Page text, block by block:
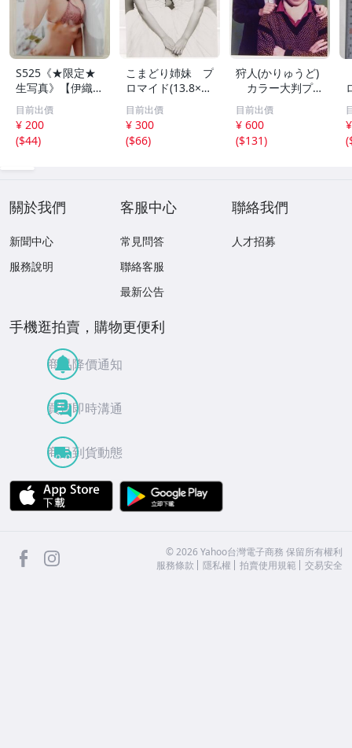
S525《★限定★
生写真》【伊織も
え】ビッグコミッ
クスピリッツ 202
6年8月3日号 ★セ
ブンネット限定特
目前出價
¥ 200
($44)
こまどり姉妹 プ
ロマイド(13.8×8.
5cm) 1枚●bn.4
6
目前出價
¥ 300
($66)
狩人(かりゅうど)
カラー大判プロ
マイド(18×13cm)
1枚●bn.48
目前出價
¥ 600
($131)
(
關於我們
新聞中心
服務說明
客服中心
常見問答
聯絡客服
最新公告
聯絡我們
人才招募
手機逛拍賣，購物更便利
商品降價通知
買賣即時溝通
商品到貨動態
APP Store
facebook ©2026 Yahoo台灣電子商務 保留所有權利
服務條款
隱私權 拍賣使用規範 交易安全